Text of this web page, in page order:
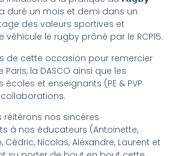
duré un mois et demi dans un
des valeurs sportives et
véhicule le rugby prôné par le RCP15.
de cette occasion pour remercier
Paris, la DASCO ainsi que les
écoles et enseignants (PE & PVP
réitérons nos sincères
à nos éducateurs (Antoinette,
Cédric, Nicolas, Alexandre, Laurent et